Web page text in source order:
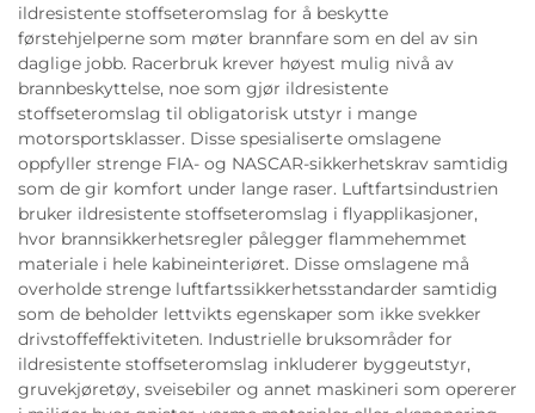
ildresistente stoffseteromslag for å beskytte
førstehjelperne som møter brannfare som en del av sin
daglige jobb. Racerbruk krever høyest mulig nivå av
brannbeskyttelse, noe som gjør ildresistente
stoffseteromslag til obligatorisk utstyr i mange
motorsportsklasser. Disse spesialiserte omslagene
oppfyller strenge FIA- og NASCAR-sikkerhetskrav samtidig
som de gir komfort under lange raser. Luftfartsindustrien
bruker ildresistente stoffseteromslag i flyapplikasjoner,
hvor brannsikkerhetsregler pålegger flammehemmet
materiale i hele kabineinteriøret. Disse omslagene må
overholde strenge luftfartssikkerhetsstandarder samtidig
som de beholder lettvikts egenskaper som ikke svekker
drivstoffeffektiviteten. Industrielle bruksområder for
ildresistente stoffseteromslag inkluderer byggeutstyr,
gruvekjøretøy, sveisebiler og annet maskineri som opererer